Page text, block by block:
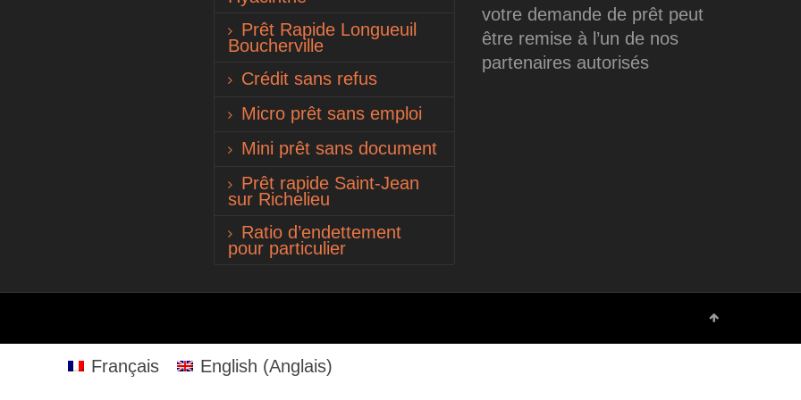
Prêt Rapide Longueuil
Boucherville
Crédit sans refus
Micro prêt sans emploi
Mini prêt sans document
Prêt rapide Saint-Jean
sur Richelieu
Ratio d’endettement
pour particulier
votre demande de prêt peut
être remise à l’un de nos
partenaires autorisés
Français English (Anglais)